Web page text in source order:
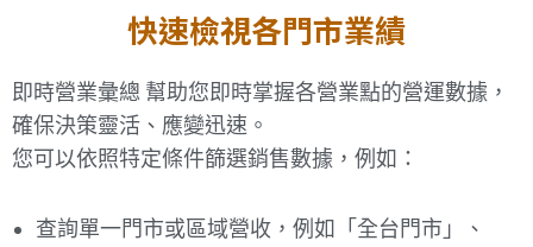
快速檢視各門市業績
即時營業彙總 幫助您即時掌握各營業點的營運數據，
確保決策靈活、應變迅速。
您可以依照特定條件篩選銷售數據，例如：
查詢單一門市或區域營收，例如「全台門市」、